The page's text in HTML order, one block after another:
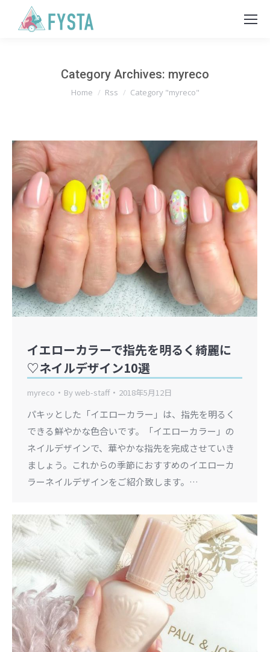
Category Archives: myreco
You are here:
Home Rss Category "myreco"
イエローカラーで指先を明るく綺麗に
♡ネイルデザイン10選
myreco Byweb-staff 2018年5月12日
パキッとした「イエローカラー」は、指先を明るく
できる鮮やかな色合いです。「イエローカラー」の
ネイルデザインで、華やかな指先を完成させていき
ましょう。これからの季節におすすめのイエローカ
ラーネイルデザインをご紹介致します。…